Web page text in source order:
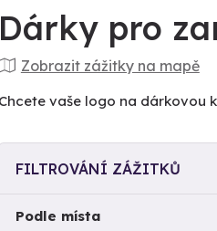
Dárky pro
Zobrazit zážitky na mapě
Chcete vaše logo na dárkovou
FILTROVÁNÍ ZÁŽITKŮ
Podle místa